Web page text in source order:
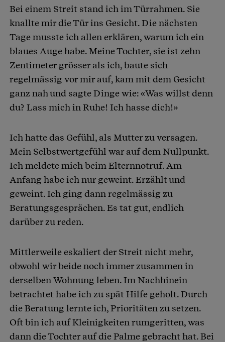
Bei einem Streit stand ich im Türrahmen. Sie
knallte mir die Tür ins Gesicht. Die nächsten
Tage musste ich allen erklären, warum ich ein
blaues Auge habe. Meine Tochter, sie ist zehn
Zentimeter grösser als ich, baute sich
regelmässig vor mir auf, kam mit dem Gesicht
ganz nah und sagte Dinge wie: «Was willst denn
du? Lass mich in Ruhe! Ich hasse dich!»
Ich hatte das Gefühl, als Mutter zu versagen.
Mein Selbstwertgefühl war auf dem Nullpunkt.
Ich meldete mich beim Elternnotruf. Am
Anfang habe ich nur geweint. Erzählt und
geweint. Ich ging dann regelmässig zu
Beratungsgesprächen. Es tat gut, endlich
darüber zu reden.
Mittlerweile eskaliert der Streit nicht mehr,
obwohl wir beide noch immer zusammen in
derselben Wohnung leben. Im Nachhinein
betrachtet habe ich zu spät Hilfe geholt. Durch
die Beratung lernte ich, Prioritäten zu setzen.
Oft bin ich auf Kleinigkeiten rumgeritten, was
dann die Tochter auf die Palme gebracht hat. Bei